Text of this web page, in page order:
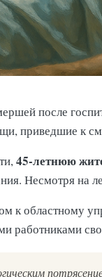
после
приведшие к
45-летнюю
Несмотря на
к областному
работниками